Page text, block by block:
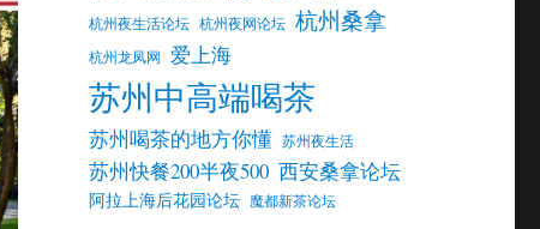
杭州夜生活论坛 杭州夜网论坛 杭州桑拿
杭州龙凤网 爱上海
苏州中高端喝茶
苏州喝茶的地方你懂 苏州夜生活
苏州快餐200半夜500 西安桑拿论坛
阿拉上海后花园论坛 魔都新茶论坛